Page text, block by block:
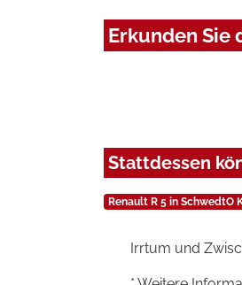
Erkunden Sie
Stattdessen
Renault R 5 in SchwedtO
Irrtum und